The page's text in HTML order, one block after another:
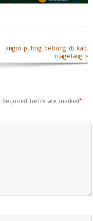
angin puting beliung di kab.
magelang »
Required fields are marked*